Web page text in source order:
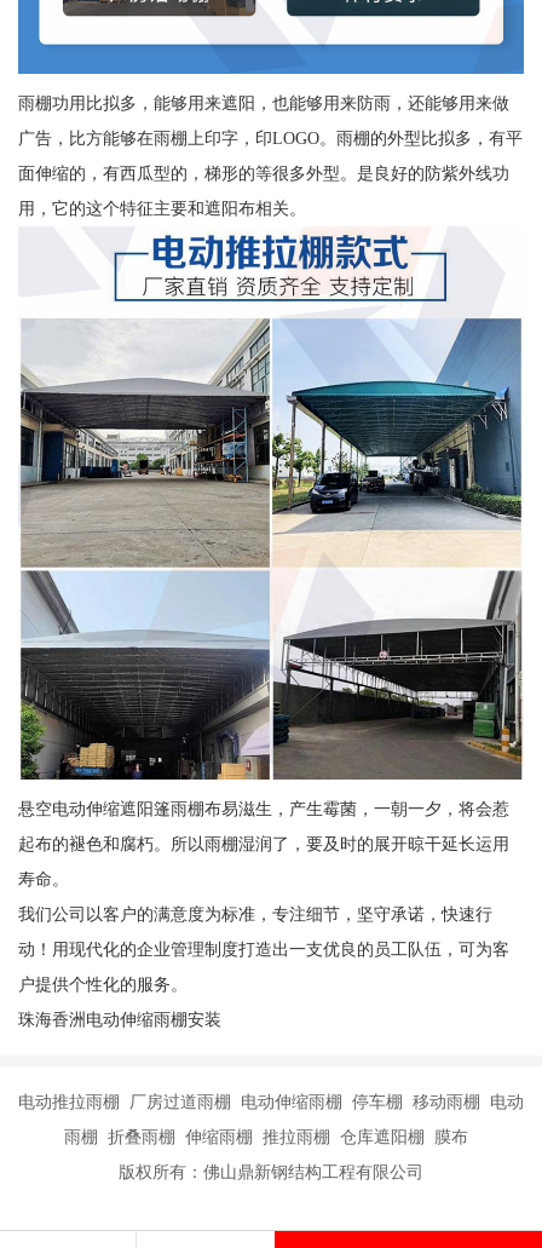
雨棚功用比拟多，能够用来遮阳，也能够用来防雨，还能够用来做
广告，比方能够在雨棚上印字，印LOGO。雨棚的外型比拟多，有平
面伸缩的，有西瓜型的，梯形的等很多外型。是良好的防紫外线功
用，它的这个特征主要和遮阳布相关。
悬空电动伸缩遮阳篷雨棚布易滋生，产生霉菌，一朝一夕，将会惹
起布的褪色和腐朽。所以雨棚湿润了，要及时的展开晾干延长运用
寿命。
我们公司以客户的满意度为标准，专注细节，坚守承诺，快速行
动！用现代化的企业管理制度打造出一支优良的员工队伍，可为客
户提供个性化的服务。
珠海香洲电动伸缩雨棚安装
电动推拉雨棚 厂房过道雨棚 电动伸缩雨棚 停车棚 移动雨棚 电动
雨棚 折叠雨棚 伸缩雨棚 推拉雨棚 仓库遮阳棚 膜布
版权所有：佛山鼎新钢结构工程有限公司